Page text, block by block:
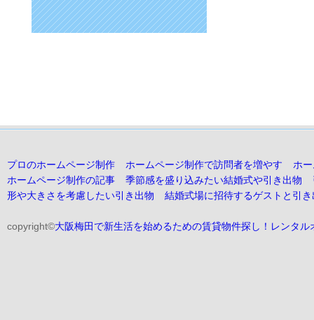
プロのホームページ制作 ホームページ制作で訪問者を増やす
ホ
ホームページ制作の記事
季節感を盛り込みたい結婚式や引き出物
形や大きさを考慮したい引き出物
結婚式場に招待するゲストと引き
copyright©大阪梅田で新生活を始めるための賃貸物件探し！レンタル